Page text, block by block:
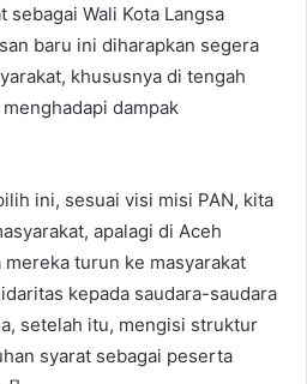
Wali Kota Langsa
baru ini diharapkan segera
khususnya di tengah
dampak
ini, sesuai visi misi PAN, kita
apalagi di Aceh
turun ke masyarakat
kepada saudara-saudara
setelah itu, mengisi struktur
syarat sebagai peserta